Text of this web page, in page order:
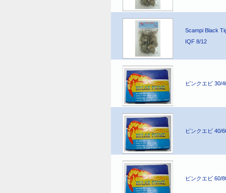
Scampi Black
IQF 8/12
ピンクエビ 30/
ピンクエビ 40/
ピンクエビ 60/